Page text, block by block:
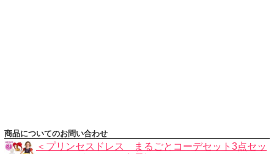
商品についてのお問い合わせ
＜プリンセスドレス まるごとコーデセット3点セッ
アウトレット